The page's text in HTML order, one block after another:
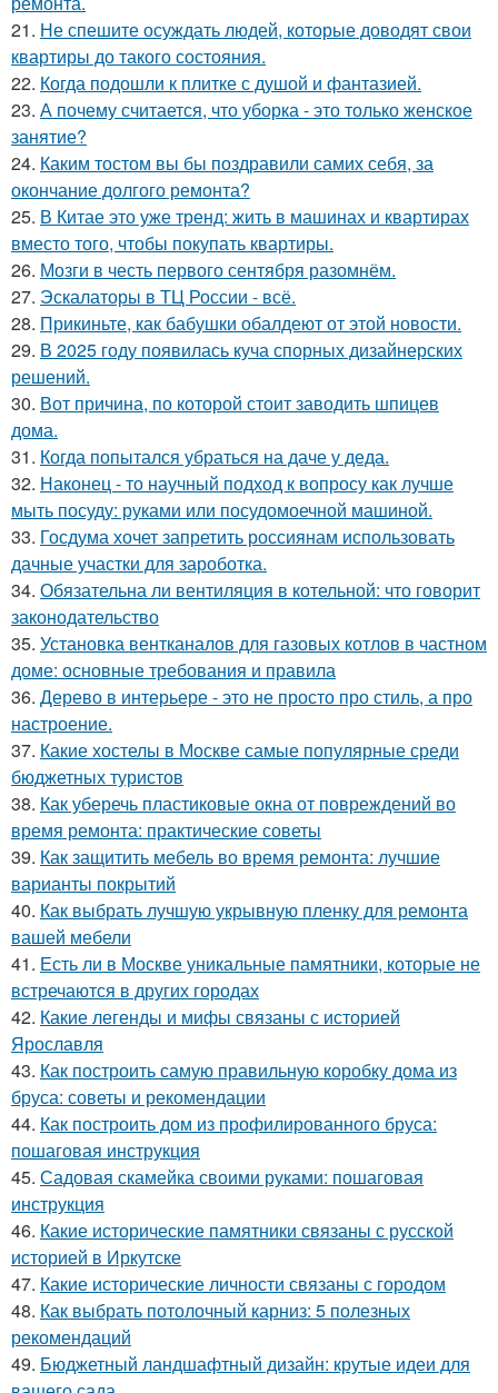
21. Не спешите осуждать людей, которые доводят свои
квартиры до такого состояния.
22. Когда подошли к плитке с душой и фантазией.
23. А почему считается, что уборка - это только женское
занятие?
24. Каким тостом вы бы поздравили самих себя, за
окончание долгого ремонта?
25. В Китае это уже тренд: жить в машинах и квартирах
вместо того, чтобы покупать квартиры.
26. Мозги в честь первого сентября разомнём.
27. Эскалаторы в ТЦ России - всё.
28. Прикиньте, как бабушки обалдеют от этой новости.
29. В 2025 году появилась куча спорных дизайнерских
решений.
30. Вот причина, по которой стоит заводить шпицев
дома.
31. Когда попытался убраться на даче у деда.
32. Наконец - то научный подход к вопросу как лучше
мыть посуду: руками или посудомоечной машиной.
33. Госдума хочет запретить россиянам использовать
дачные участки для зароботка.
34. Обязательна ли вентиляция в котельной: что говорит
законодательство
35. Установка вентканалов для газовых котлов в частном
доме: основные требования и правила
36. Дерево в интерьере - это не просто про стиль, а про
настроение.
37. Какие хостелы в Москве самые популярные среди
бюджетных туристов
38. Как уберечь пластиковые окна от повреждений во
время ремонта: практические советы
39. Как защитить мебель во время ремонта: лучшие
варианты покрытий
40. Как выбрать лучшую укрывную пленку для ремонта
вашей мебели
41. Есть ли в Москве уникальные памятники, которые не
встречаются в других городах
42. Какие легенды и мифы связаны с историей
Ярославля
43. Как построить самую правильную коробку дома из
бруса: советы и рекомендации
44. Как построить дом из профилированного бруса:
пошаговая инструкция
45. Садовая скамейка своими руками: пошаговая
инструкция
46. Какие исторические памятники связаны с русской
историей в Иркутске
47. Какие исторические личности связаны с городом
48. Как выбрать потолочный карниз: 5 полезных
рекомендаций
49. Бюджетный ландшафтный дизайн: крутые идеи для